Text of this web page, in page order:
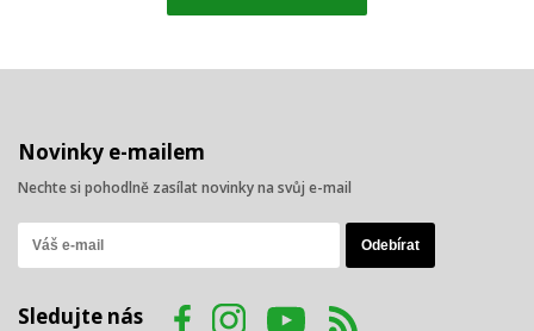
Novinky e-mailem
Nechte si pohodlně zasílat novinky na svůj e-mail
Sledujte nás